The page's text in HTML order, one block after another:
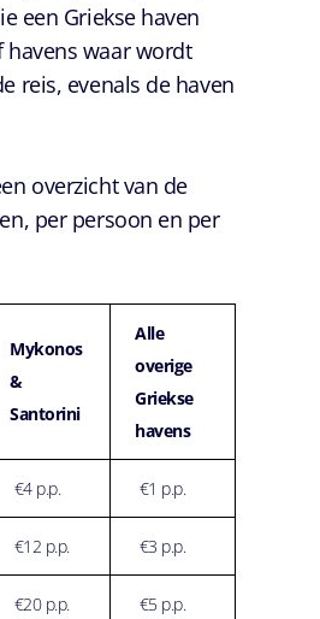
een Griekse haven
havens waar wordt
reis, evenals de haven
overzicht van de
per persoon en per
Mykonos
&
Santorini
Alle
overige
Griekse
havens
€4 p.p. €1 p.p.
€12 p.p. €3 p.p.
€20 p.p. €5 p.p.